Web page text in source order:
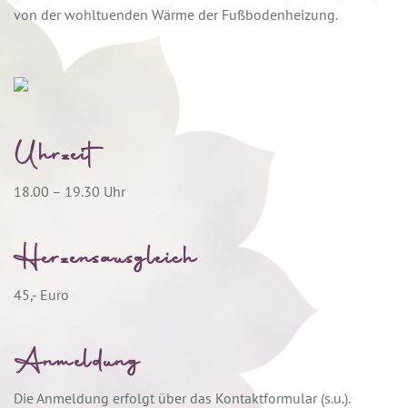
von der wohltuenden Wärme der Fußbodenheizung.
Uhrzeit
18.00 – 19.30 Uhr
Herzensausgleich
45,- Euro
Anmeldung
Die Anmeldung erfolgt über das Kontaktformular (s.u.).